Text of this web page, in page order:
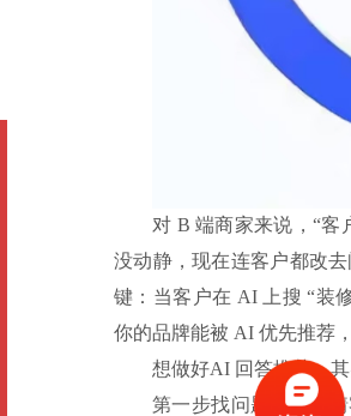
对 B 端商家来说，“客
没动静，现在连客户都改
键：当客户在 AI 上搜 “装
你的品牌能被 AI 优先推荐
想做好AI 回答推荐，
第一步找问题，别瞎